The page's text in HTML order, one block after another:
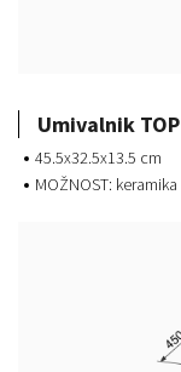
Umivalnik
45.5x32.5x13.5 cm
MOŽNOST: